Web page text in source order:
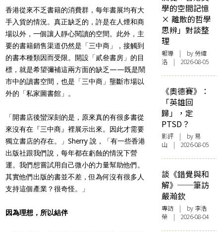
香港從來不乏書籍的消費群，每年書展均有大
手入貨的情況。真正缺乏的，許是在人煙和商
場以外，一個讓人靜心閱讀的空間。此外，主
要的書籍銷售渠道仍然是「三中商」，接觸到
的書本種類因而受限。開設「貳叄書房」的目
標，就是希望彌補這兩方面的缺乏——既是鬧
市中的讀書空間，也是「三中商」壟斷市場以
外的「私家圖書館」。
「開書店後蠻深刻的是，原來真的有很多書從
來沒有在『三中商』裡展示出來。因此才需要
獨立書店的存在。」Sherry 說，「有一些香港
出版社跟我們說，每年都在虧蝕的情況下營
運。我們想嘗試用自己微小的力量幫助他們。
其實他們出版的書並不差，但為何沒有很多人
支持這個產業？很奇怪。」
因為理想，所以結伴
學的空間記憶
× 離散的哲學
思辨」對談整
理
報導 | by 勞緯
洛 | 2026-08-05
《奧德賽》：
「英雄回
歸」，定
PTSD？
影評 | by 易
山 | 2026-08-05
談《錯覺與和
解》──筆訪
嚴瀚欽
專訪 | by 李浩
榮 | 2026-08-04